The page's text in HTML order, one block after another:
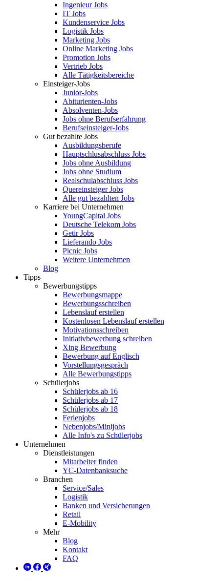
Ingenieur Jobs
IT Jobs
Kundenservice Jobs
Logistik Jobs
Marketing Jobs
Online Marketing Jobs
Promotion Jobs
Vertrieb Jobs
Alle Tätigkeitsbereiche
Einsteiger-Jobs
Junior-Jobs
Abiturienten-Jobs
Absolventen-Jobs
Jobs ohne Berufserfahrung
Berufseinsteiger-Jobs
Gut bezahlte Jobs
Ausbildungsberufe
Hauptschlusabschluss Jobs
Jobs ohne Ausbildung
Jobs ohne Studium
Realschulabschluss Jobs
Quereinsteiger Jobs
Alle gut bezahlten Jobs
Karriere bei Unternehmen
YoungCapital Jobs
Deutsche Telekom Jobs
Getir Jobs
Lieferando Jobs
Picnic Jobs
Weitere Unternehmen
Blog
Tipps
Bewerbungstipps
Bewerbungsmappe
Bewerbungsschreiben
Lebenslauf erstellen
Kostenlosen Lebenslauf erstellen
Motivationsschreiben
Initiativbewerbung schreiben
Xing Bewerbung
Bewerbung auf Englisch
Vorstellungsgespräch
Alle Bewerbungstipps
Schülerjobs
Schülerjobs ab 16
Schülerjobs ab 17
Schülerjobs ab 18
Ferienjobs
Nebenjobs/Minijobs
Alle Info's zu Schülerjobs
Unternehmen
Dienstleistungen
Mitarbeiter finden
YC-Datenbanksuche
Branchen
Service/Sales
Logistik
Banken und Versicherungen
Retail
E-Mobility
Mehr
Blog
Kontakt
FAQ